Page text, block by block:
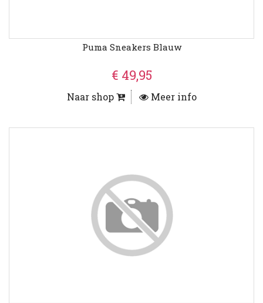
Puma Sneakers Blauw
€ 49,95
Naar shop Meer info